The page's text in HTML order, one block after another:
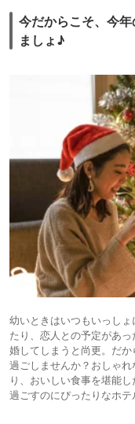
今だからこそ、今
ましょ♪
幼いときはいつもいっし
たり、恋人との予定があ
婚してしまうと尚更。だ
過ごしませんか？おしゃ
り、おいしい食事を堪能
過ごすのにぴったりなホテ